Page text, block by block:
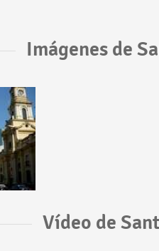
Imágenes de
Vídeo de